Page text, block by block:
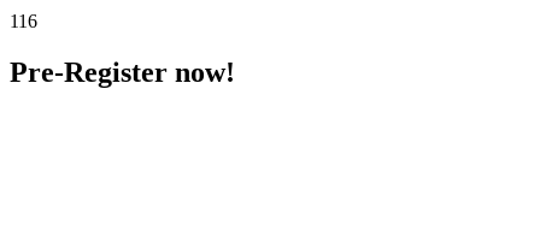
116
Pre-Register now!